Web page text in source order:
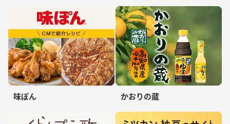
味ぽん かおりの蔵